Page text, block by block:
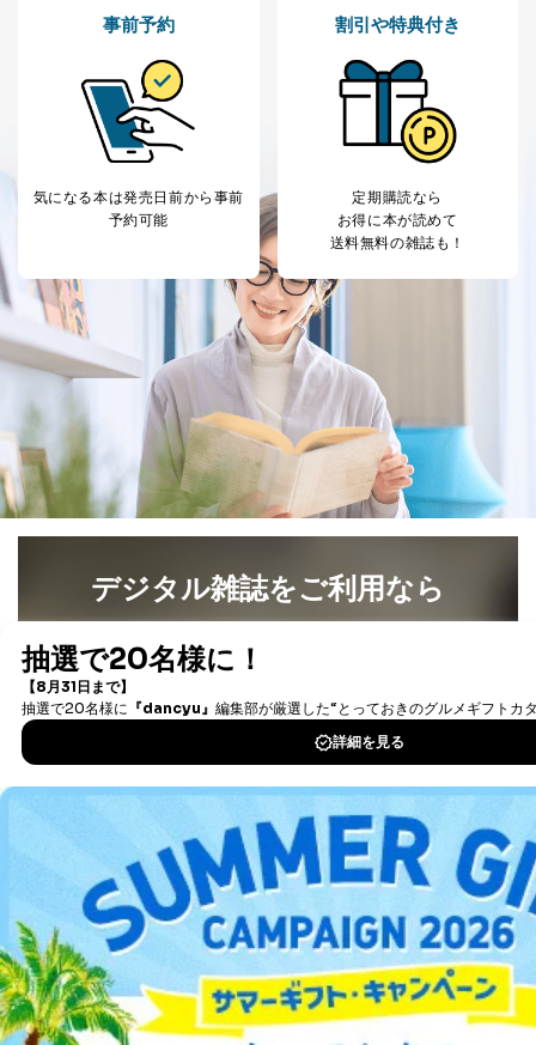
当社は、取得した個人情報を適切に管理し､あらかじめ
ません。ただし、次の場合は除きます。
法令に基づく場合
人の生命､身体または財産の保護のために必要がある
場合であって、本人の同意を得ることが困難であると
公衆衛生の向上または児童の健全な育成の推進のため
に特に必要がある場合であって、本人の同意を得るこ
国の機関もしくは地方公共団体またはその委託を受け
た者が法令の定める事務を遂行することに対して協力
する必要がある場合であって、本人の同意を得ること
により当該事務の遂行に支障を及ぼすおそれがあると
き。
上記２．の利用目的を実施するために守秘義務を結ん
だ企業に、業務の一部として個人情報の取扱いを委
託・提供する場合、その業務に必要な範囲で委託・提
供先企業に個人情報を開示することがあります。
委託・提供先企業は具体的には以下のような企業です
が、これらに限りません。
委託先：カスタマーサポート支援会社 、クレジッ
トカード決済などの決済代行・料金回収会社、広
提供先：出版社、出版物発売元、卸売会社、販売
店など商品の供給者、梱包会社、配送会社、新聞
４．開示対象個人情報の「開示」「訂正」等の請求につ
いて
当社は、本人から、開示対象個人情報について利用目的
の通知を求められた場合には、遅滞なくこれに応じま
す。ただし、以下①～④のいずれかに該当する場合は、
利用目的の通知を行なうことはできません。そのとき
は、本人に遅滞無くその旨を通知するとともに、理由を
説明させていただきます。
①利用目的を本人に通知し、又は公表することによって
本人又は第三者の生命、身体、財産その他の権利利益を
害するおそれがある場合
②利用目的を本人に通知し、又は公表することによって
当該事業者の権利又は正当な利益を害するおそれがある
場合
③国の機関又は地方公共団体が法令の定める事務を遂行
事前予約
気になる本は発売日前から事前
予約可能
割引や特典付き
定期購読なら
お得に本が読めて
送料無料の雑誌も！
デジタル雑誌をご利用なら
書籍）が無料で読み放題！
DOWNLOAD FOR IOS
DOWNLOAD FOR ANDROID
ご利用方法はこちら
総合案内